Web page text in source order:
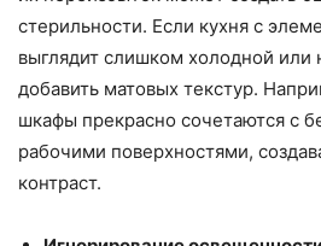
стерильности. Если кухня с
выглядит слишком холодной или
добавить матовых текстур.
шкафы прекрасно сочетаются с
рабочими поверхностями,
контраст.